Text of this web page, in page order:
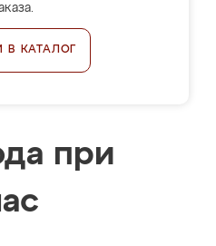
В КАТАЛОГ
при